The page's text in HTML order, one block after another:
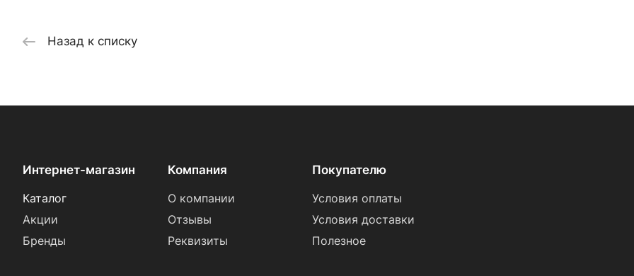
Назад к списку
Интернет-магазин
Каталог
Акции
Бренды
Компания
О компании
Отзывы
Реквизиты
Покупателю
Условия оплаты
Условия доставки
Полезное